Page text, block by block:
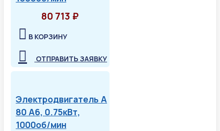
80 713 ₽
В КОРЗИНУ
ОТПРАВИТЬ ЗАЯВКУ
Электродвигатель А
80 А6, 0.75кВт,
1000об/мин